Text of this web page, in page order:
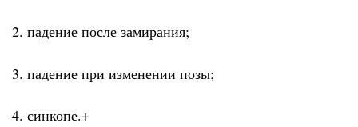
2. падение после замирания;
3. падение при изменении позы;
4. синкопе.+